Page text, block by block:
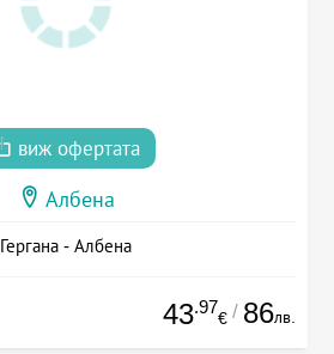
виж офертата
Албена
Гергана - Албена
43.97
€ / 86лв.